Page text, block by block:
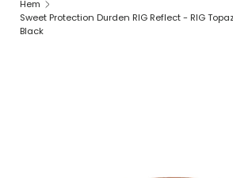
Sök
Hem
Sweet Protection Durden RIG Reflect - RIG
Black